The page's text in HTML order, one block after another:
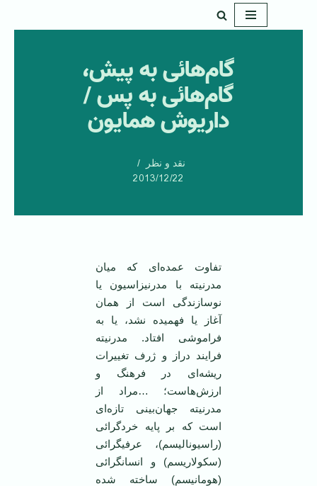
گام‌هائی به پيش،
گام‌هائی به پس /
داریوش همایون
نقد و نظر
2013/12/22
‌تفاوت عمده‌ای که ميان
مدرنيته با مدرنيزاسيون يا
نوسازندگی است از همان
آغاز يا فهميده نشد، يا به
فراموشی افتاد. مدرنيته
فرايند دراز و ژرف تغييرات
ريشه‌ای در فرهنگ و
ارزش‌هاست؛ …مراد از
مدرنيته جهان‌بينی تازه‌ای
است که بر پايه خردگرائی
(راسيوناليسم)، عرفيگرائی
(سکولاريسم) و انسانگرائی
(هومانيسم) ساخته شده